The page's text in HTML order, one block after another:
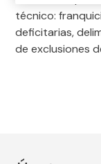
técnico:
deficitarias,
de exclusiones